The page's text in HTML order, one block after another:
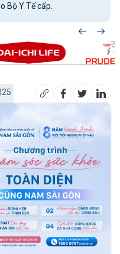
Bộ Y Tế cấp.